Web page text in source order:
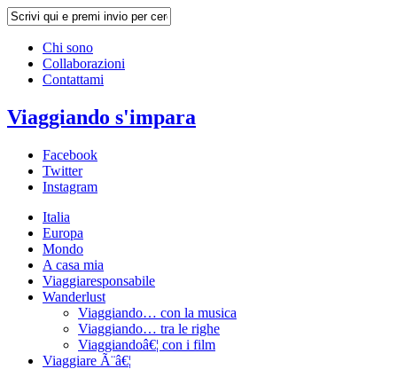
Chi sono
Collaborazioni
Contattami
Viaggiando s'impara
Facebook
Twitter
Instagram
Italia
Europa
Mondo
A casa mia
Viaggiaresponsabile
Wanderlust
Viaggiando… con la musica
Viaggiando… tra le righe
Viaggiandoâ€¦ con i film
Viaggiare Ã¨â€¦